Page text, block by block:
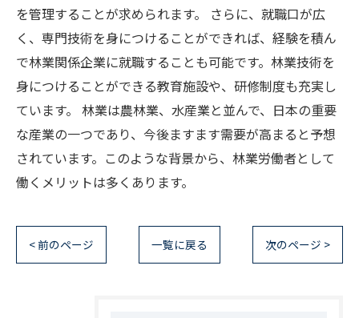
を管理することが求められます。 さらに、就職口が広
く、専門技術を身につけることができれば、経験を積ん
で林業関係企業に就職することも可能です。林業技術を
身につけることができる教育施設や、研修制度も充実し
ています。 林業は農林業、水産業と並んで、日本の重要
な産業の一つであり、今後ますます需要が高まると予想
されています。このような背景から、林業労働者として
働くメリットは多くあります。
< 前のページ 一覧に戻る 次のページ >